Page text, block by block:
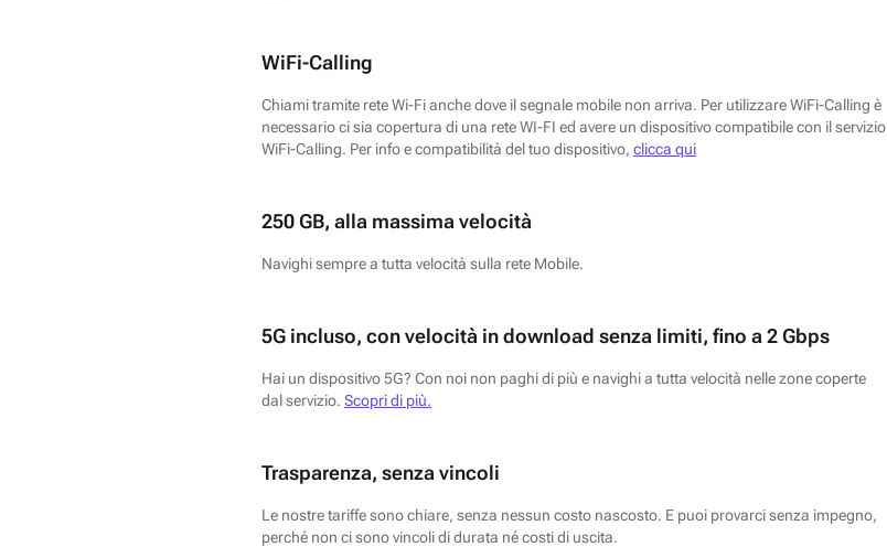
WiFi-Calling
Chiami tramite rete Wi-Fi anche dove il segnale mobile non arriva. Per utilizzare WiFi-Calling è
necessario ci sia copertura di una rete WI-FI ed avere un dispositivo compatibile con il servizio
WiFi-Calling. Per info e compatibilità del tuo dispositivo, clicca qui
250 GB, alla massima velocità
Navighi sempre a tutta velocità sulla rete Mobile.
5G incluso, con velocità in download senza limiti, fino a 2 Gbps
Hai un dispositivo 5G? Con noi non paghi di più e navighi a tutta velocità nelle zone coperte
dal servizio. Scopri di più.
Trasparenza, senza vincoli
Le nostre tariffe sono chiare, senza nessun costo nascosto. E puoi provarci senza impegno,
perché non ci sono vincoli di durata né costi di uscita.